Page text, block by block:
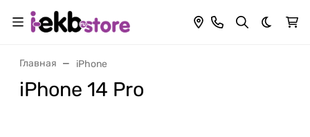
Темная
Главная iPhone
iPhone 14 Pro